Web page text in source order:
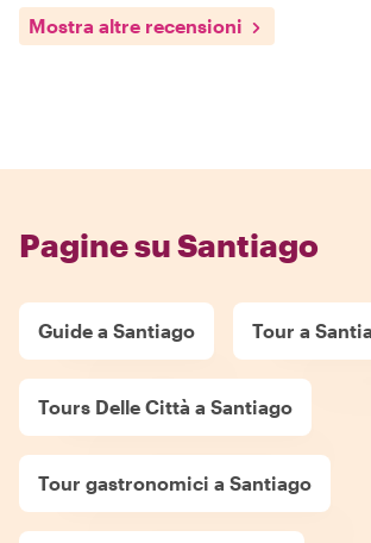
Mostra altre recensioni
Pagine su Santiago
Guide a Santiago Tour a
Tours Delle Città a Santiago
Tour gastronomici a Santiago